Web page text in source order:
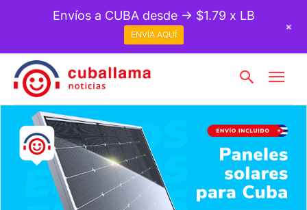
Envíos a CUBA desde → $1.79 x LB
ENVÍA AQUÍ
+